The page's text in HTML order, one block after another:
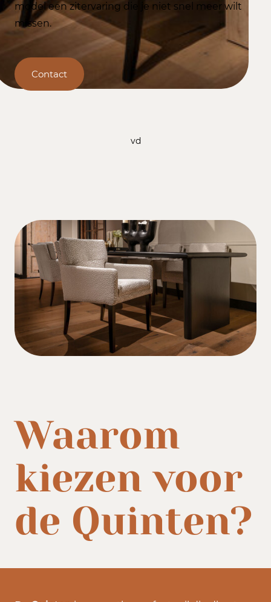
model een zitervaring die je niet snel meer wilt
missen.
Contact
vd
Waarom
kiezen voor
de Quinten?